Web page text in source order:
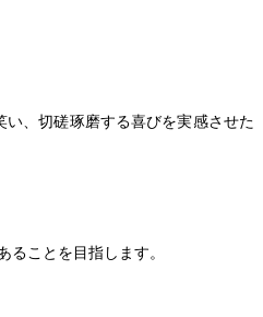
、切磋琢磨する喜びを実感させた
ことを目指します。